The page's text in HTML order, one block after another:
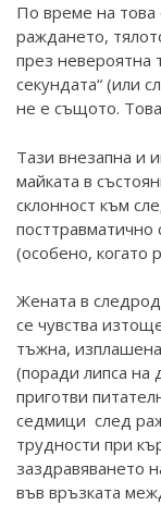
По време на това
раждането,
през невероятна
секундата“ (или
не е същото.
Тaзи внезапна и
майката в
склонност към
(особено, когато
Жената в
се чувства
тъжна,
(поради липса на
приготви
седмици след
трудности при
заздравяването
във връзката